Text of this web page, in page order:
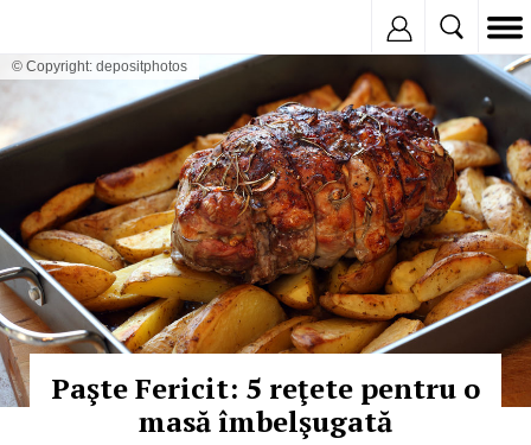
© Copyright: depositphotos
Paşte Fericit: 5 reţete pentru o
masă îmbelşugată